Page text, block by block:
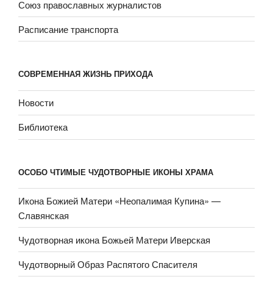
Союз православных журналистов
Расписание транспорта
СОВРЕМЕННАЯ ЖИЗНЬ ПРИХОДА
Новости
Библиотека
ОСОБО ЧТИМЫЕ ЧУДОТВОРНЫЕ ИКОНЫ ХРАМА
Икона Божией Матери «Неопали­мая Купина» —
Славянская
Чудотворная икона Божьей Матери Иверская
Чудотворный Образ Распятого Спасителя